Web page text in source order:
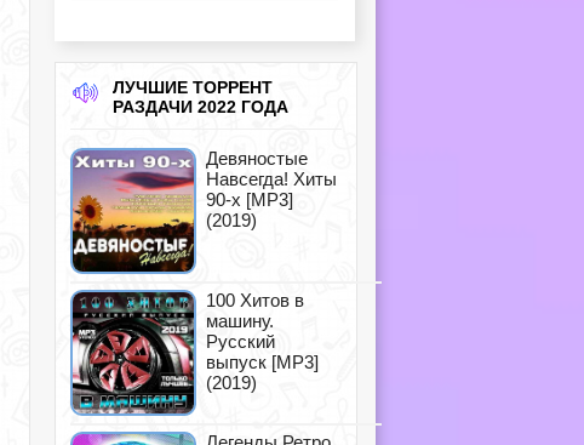
ЛУЧШИЕ ТОРРЕНТ
РАЗДАЧИ 2022 ГОДА
Девяностые
Навсегда! Хиты
90-х [MP3]
(2019)
100 Хитов в
машину.
Русский
выпуск [MP3]
(2019)